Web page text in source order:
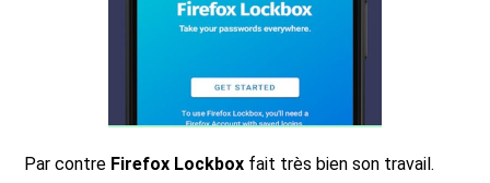
Par contre Firefox Lockbox fait très bien son travail.